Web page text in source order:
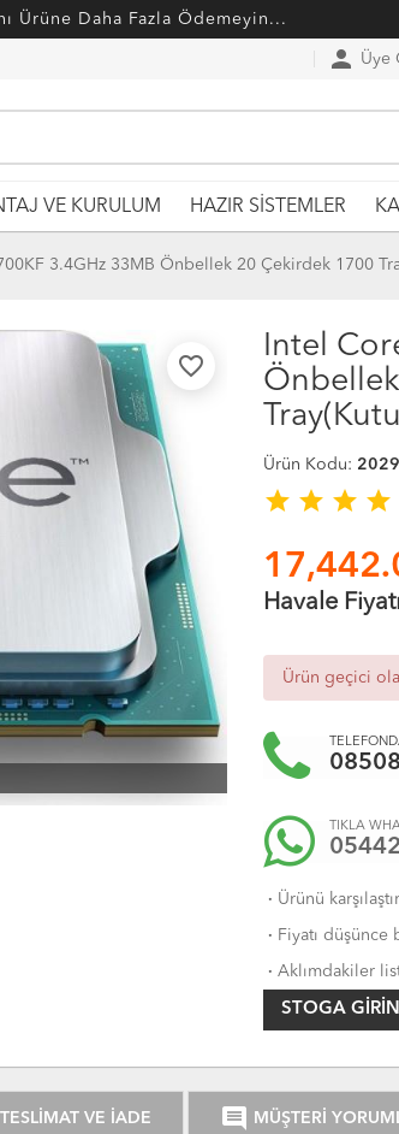
Ürüne Daha Fazla Ödemeyin...
person Üye
VE KURULUM HAZIR SİSTEMLER
3.4GHz 33MB Önbellek 20 Çekirdek 1700
favorite_border
Intel
Ürün Kodu:
star star star star
Havale
Ürün geçici
TIKLA
· Ürünü
· Fiyatı düşünce
· Aklımdakiler
STOGA
TESLİMAT VE İADE comment MÜŞTERİ